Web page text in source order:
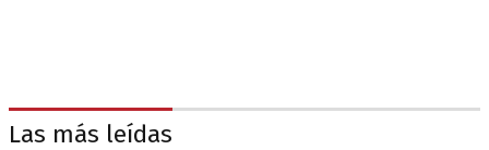
Las más leídas